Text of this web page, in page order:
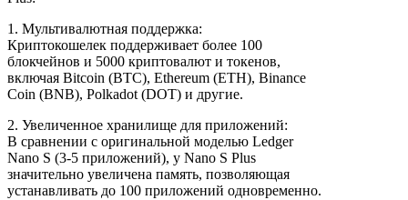
1. Мультивалютная поддержка:
Криптокошелек поддерживает более 100
блокчейнов и 5000 криптовалют и токенов,
включая Bitcoin (BTC), Ethereum (ETH), Binance
Coin (BNB), Polkadot (DOT) и другие.
2. Увеличенное хранилище для приложений:
В сравнении с оригинальной моделью Ledger
Nano S (3-5 приложений), у Nano S Plus
значительно увеличена память, позволяющая
устанавливать до 100 приложений одновременно.